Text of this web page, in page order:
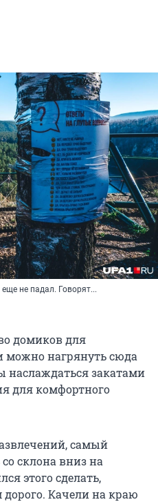
еще не падал. Говорят...
домиков для
можно нагрянуть сюда
наслаждаться закатами
для комфортного
самый
склона вниз на
этого сделать,
Качели на краю